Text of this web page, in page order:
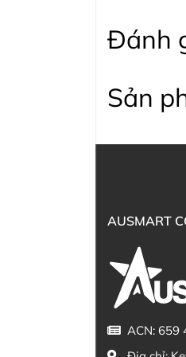
Đánh
Sản
AUSMART
ACN: 659